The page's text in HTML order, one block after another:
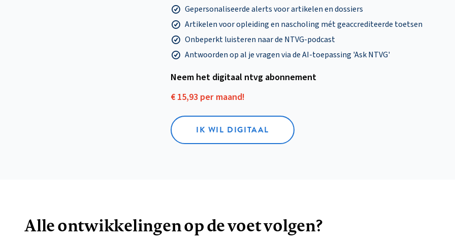
Gepersonaliseerde alerts voor artikelen en dossiers
Artikelen voor opleiding en nascholing mét geaccrediteerde toetsen
Onbeperkt luisteren naar de NTVG-podcast
Antwoorden op al je vragen via de AI-toepassing 'Ask NTVG'
Neem het digitaal ntvg abonnement
€ 15,93 per maand!
IK WIL DIGITAAL
Alle ontwikkelingen op de voet volgen?